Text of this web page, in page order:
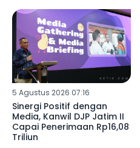
5 Agustus 2026 07:16
Sinergi Positif dengan
Media, Kanwil DJP Jatim II
Capai Penerimaan Rp16,08
Triliun